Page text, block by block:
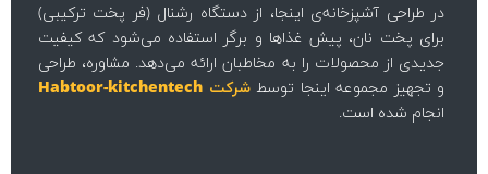
در طراحی آشپزخانه‌ی اینجا، از دستگاه رشنال (فر پخت ترکیبی)
برای پخت نان، پیش غذاها و برگر استفاده می‌شود که کیفیت
جدیدی از محصولات را به مخاطبان ارائه می‌دهد. مشاوره، طراحی
و تجهیز مجموعه اینجا توسطشرکت Habtoor-kitchentech
انجام شده است.